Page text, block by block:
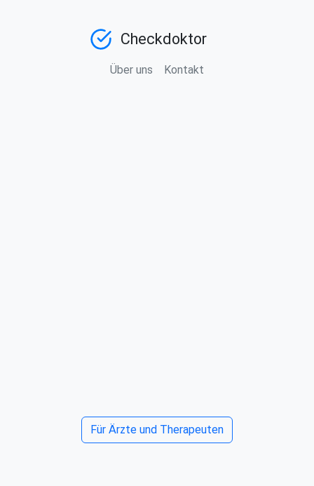
Checkdoktor
Über uns Kontakt
Für Ärzte und Therapeuten